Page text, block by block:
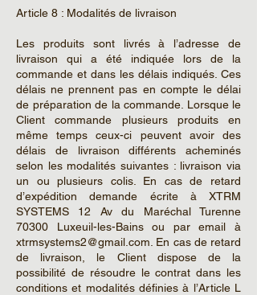
Article 8 : Modalités de livraison
Les produits sont livrés à l’adresse de
livraison qui a été indiquée lors de la
commande et dans les délais indiqués. Ces
délais ne prennent pas en compte le délai
de préparation de la commande. Lorsque le
Client commande plusieurs produits en
même temps ceux-ci peuvent avoir des
délais de livraison différents acheminés
selon les modalités suivantes : livraison via
un ou plusieurs colis. En cas de retard
d’expédition demande écrite à XTRM
SYSTEMS 12 Av du Maréchal Turenne
70300 Luxeuil-les-Bains ou par email à
xtrmsystems2@gmail.com. En cas de retard
de livraison, le Client dispose de la
possibilité de résoudre le contrat dans les
conditions et modalités définies à l’Article L